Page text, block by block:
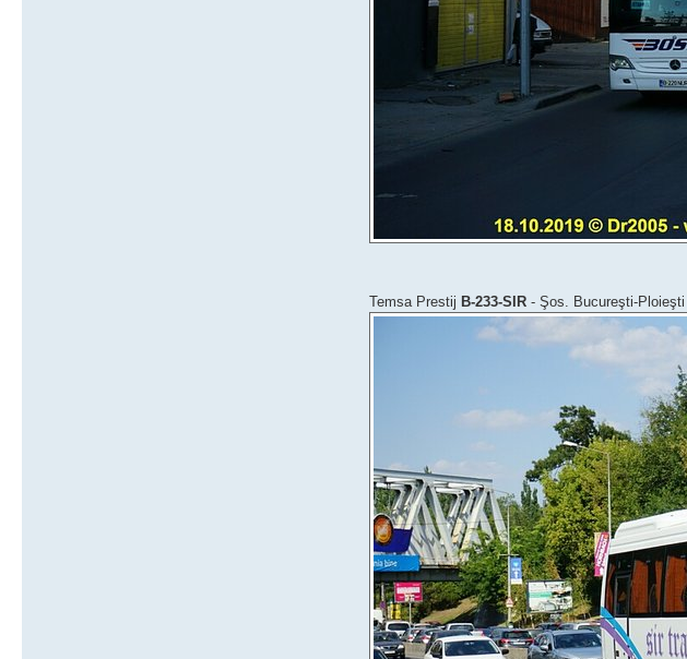
Temsa Prestij B-233-SIR - Şos. Bucureşti-Ploieşti